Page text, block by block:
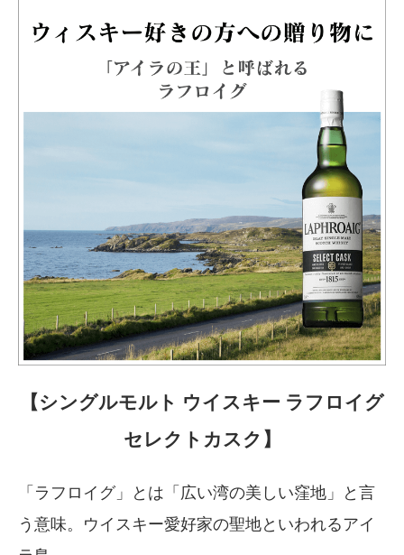
【シングルモルト ウイスキー ラフロイグ
セレクトカスク】
「ラフロイグ」とは「広い湾の美しい窪地」と言
う意味。ウイスキー愛好家の聖地といわれるアイ